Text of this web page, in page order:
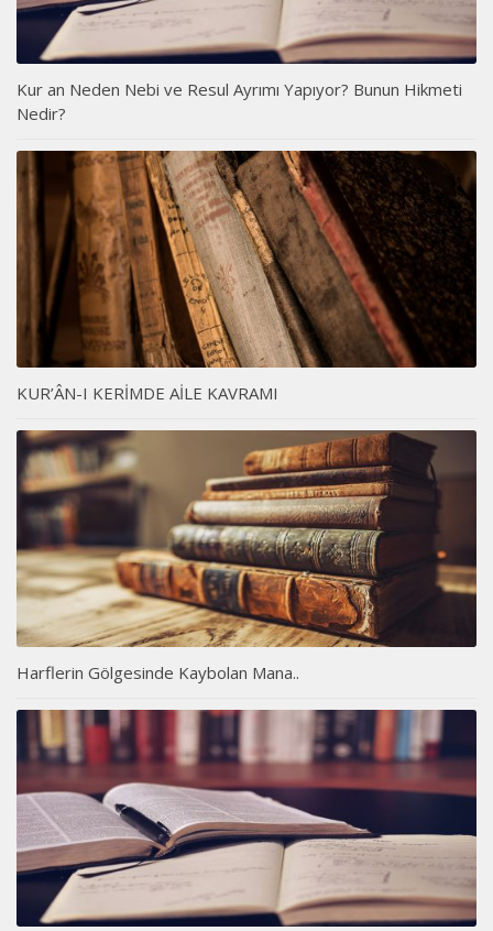
Kur an Neden Nebi ve Resul Ayrımı Yapıyor? Bunun Hikmeti
Nedir?
KUR’ÂN-I KERİMDE AİLE KAVRAMI
Harflerin Gölgesinde Kaybolan Mana..